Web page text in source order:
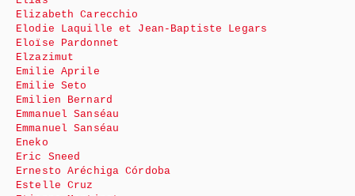
Elizabeth Carecchio
Elodie Laquille et Jean-Baptiste Legars
Eloïse Pardonnet
Elzazimut
Emilie Aprile
Emilie Seto
Emilien Bernard
Emmanuel Sanséau
Emmanuel Sanséau
Eneko
Eric Sneed
Ernesto Aréchiga Córdoba
Estelle Cruz